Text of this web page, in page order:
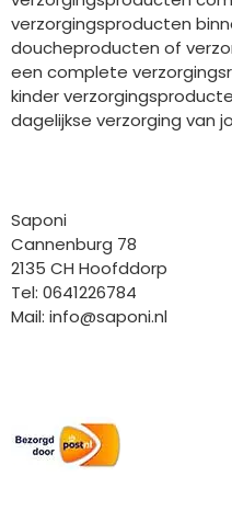
verzorgingsproducten
doucheproducten of
een complete
kinder
dagelijkse verzorging van
Saponi
Cannenburg 78
2135 CH Hoofddorp
Tel: 0641226784
Mail: info@saponi.nl